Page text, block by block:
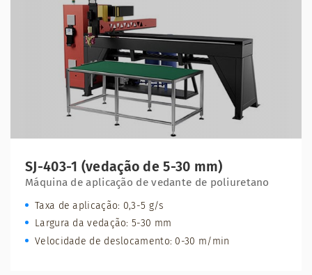
SJ-403-1 (vedação de 5-30 mm)
Máquina de aplicação de vedante de poliuretano
Taxa de aplicação: 0,3-5 g/s
Largura da vedação: 5-30 mm
Velocidade de deslocamento: 0-30 m/min